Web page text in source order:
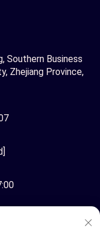
Southern Business
Zhejiang Province,